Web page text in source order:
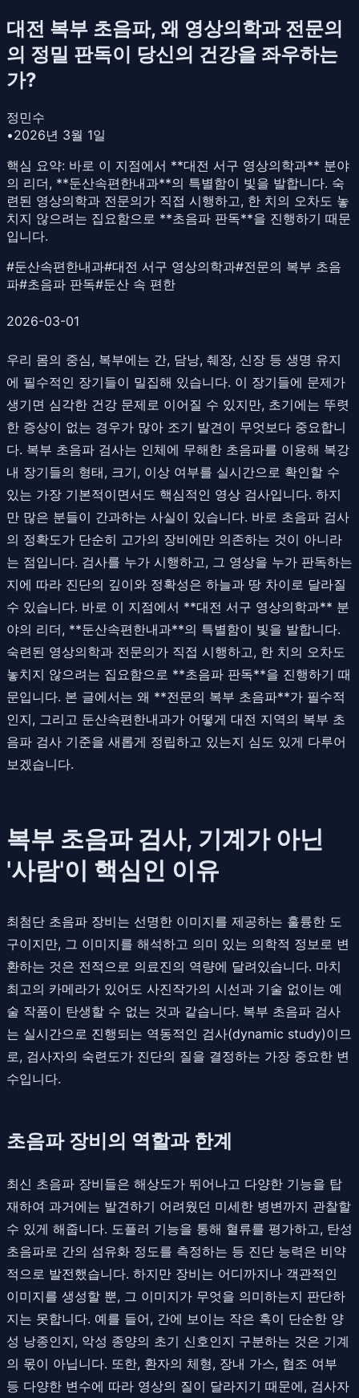
대전 복부 초음파, 왜 영상의학과 전문의
의 정밀 판독이 당신의 건강을 좌우하는
가?
정민수
•2026년 3월 1일
핵심 요약: 바로 이 지점에서 **대전 서구 영상의학과** 분야
의 리더, **둔산속편한내과**의 특별함이 빛을 발합니다. 숙
련된 영상의학과 전문의가 직접 시행하고, 한 치의 오차도 놓
치지 않으려는 집요함으로 **초음파 판독**을 진행하기 때문
입니다.
#둔산속편한내과#대전 서구 영상의학과#전문의 복부 초음
파#초음파 판독#둔산 속 편한
2026-03-01
우리 몸의 중심, 복부에는 간, 담낭, 췌장, 신장 등 생명 유지
에 필수적인 장기들이 밀집해 있습니다. 이 장기들에 문제가
생기면 심각한 건강 문제로 이어질 수 있지만, 초기에는 뚜렷
한 증상이 없는 경우가 많아 조기 발견이 무엇보다 중요합니
다. 복부 초음파 검사는 인체에 무해한 초음파를 이용해 복강
내 장기들의 형태, 크기, 이상 여부를 실시간으로 확인할 수
있는 가장 기본적이면서도 핵심적인 영상 검사입니다. 하지
만 많은 분들이 간과하는 사실이 있습니다. 바로 초음파 검사
의 정확도가 단순히 고가의 장비에만 의존하는 것이 아니라
는 점입니다. 검사를 누가 시행하고, 그 영상을 누가 판독하는
지에 따라 진단의 깊이와 정확성은 하늘과 땅 차이로 달라질
수 있습니다. 바로 이 지점에서 **대전 서구 영상의학과** 분
야의 리더, **둔산속편한내과**의 특별함이 빛을 발합니다.
숙련된 영상의학과 전문의가 직접 시행하고, 한 치의 오차도
놓치지 않으려는 집요함으로 **초음파 판독**을 진행하기 때
문입니다. 본 글에서는 왜 **전문의 복부 초음파**가 필수적
인지, 그리고 둔산속편한내과가 어떻게 대전 지역의 복부 초
음파 검사 기준을 새롭게 정립하고 있는지 심도 있게 다루어
보겠습니다.
복부 초음파 검사, 기계가 아닌
'사람'이 핵심인 이유
최첨단 초음파 장비는 선명한 이미지를 제공하는 훌륭한 도
구이지만, 그 이미지를 해석하고 의미 있는 의학적 정보로 변
환하는 것은 전적으로 의료진의 역량에 달려있습니다. 마치
최고의 카메라가 있어도 사진작가의 시선과 기술 없이는 예
술 작품이 탄생할 수 없는 것과 같습니다. 복부 초음파 검사
는 실시간으로 진행되는 역동적인 검사(dynamic study)이므
로, 검사자의 숙련도가 진단의 질을 결정하는 가장 중요한 변
수입니다.
초음파 장비의 역할과 한계
최신 초음파 장비들은 해상도가 뛰어나고 다양한 기능을 탑
재하여 과거에는 발견하기 어려웠던 미세한 병변까지 관찰할
수 있게 해줍니다. 도플러 기능을 통해 혈류를 평가하고, 탄성
초음파로 간의 섬유화 정도를 측정하는 등 진단 능력은 비약
적으로 발전했습니다. 하지만 장비는 어디까지나 객관적인
이미지를 생성할 뿐, 그 이미지가 무엇을 의미하는지 판단하
지는 못합니다. 예를 들어, 간에 보이는 작은 혹이 단순한 양
성 낭종인지, 악성 종양의 초기 신호인지 구분하는 것은 기계
의 몫이 아닙니다. 또한, 환자의 체형, 장내 가스, 협조 여부
등 다양한 변수에 따라 영상의 질이 달라지기 때문에, 검사자